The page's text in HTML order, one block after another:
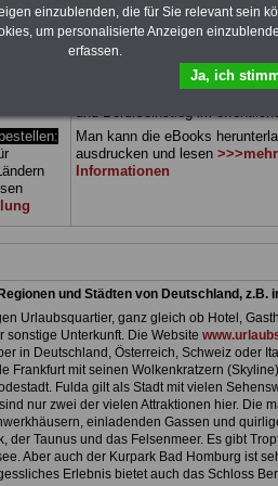
und
können Sie zehn Bücher als
herunterladen, auch für
Landes Hessen
geeignet: die
behandeln Beamtenrecht,
Beamtenversorgung, Rund ums
und Berufseinstieg im
Man kann die eBooks
ausdrucken und lesen >>>mehr
Informationen
und Städten von Deutschland, z.B.
Urlaubsquartier, ganz gleich ob Hotel,
sonstige Unterkunft. Die Website
in Deutschland, Österreich, Schweiz oder
Frankfurt mit seinen Wolkenkratzern
Fulda gilt als Stadt mit vielen
nur zwei der vielen Attraktionen hier. Die
einladenden Gassen und
Taunus und das Felsenmeer. Es gibt
Aber auch der Kurpark Bad Homburg ist
Erlebnis bietet auch das Schloss
einzublenden, die für Sie relevant sein
um personalisierte Anzeigen
erfassen.
Ja, ich